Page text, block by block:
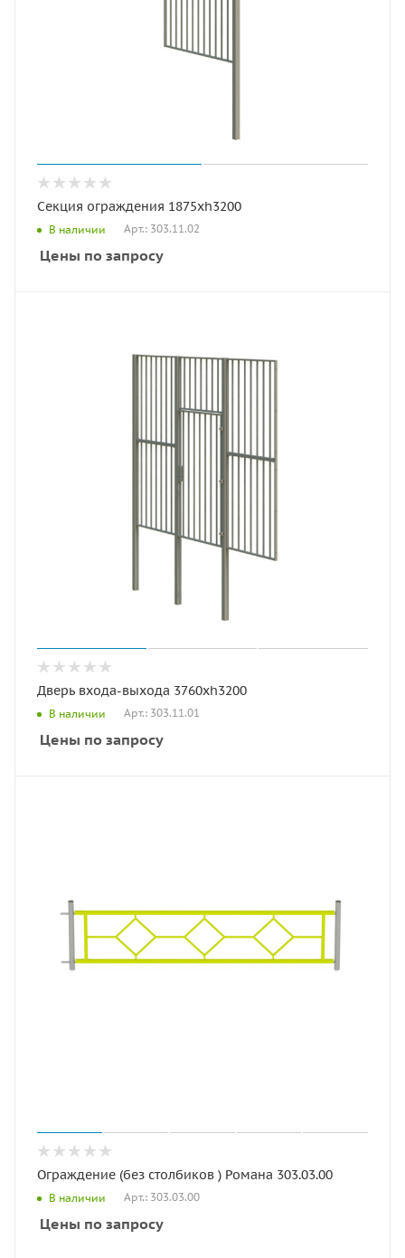
Секция ограждения 1875хh3200
В наличии Арт.: 303.11.02
Цены по запросу
Дверь входа-выхода 3760хh3200
В наличии Арт.: 303.11.01
Цены по запросу
Ограждение (без столбиков ) Романа 303.03.00
В наличии Арт.: 303.03.00
Цены по запросу